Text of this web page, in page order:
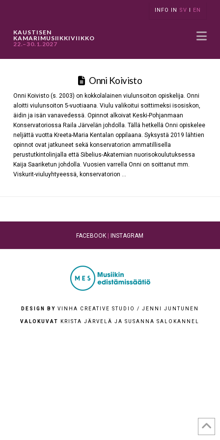
INFO IN SV I EN
KAUSTISEN
KAMARIMUSIIKKIVIIKKO
22.–30.1.2027
Onni Koivisto
Onni Koivisto (s. 2003) on kokkolalainen viulunsoiton opiskelija. Onni
aloitti viulunsoiton 5-vuotiaana. Viulu valikoitui soittimeksi isosiskon,
äidin ja isän vanavedessä. Opinnot alkoivat Keski-Pohjanmaan
Konservatoriossa Raila Järvelän johdolla. Tällä hetkellä Onni opiskelee
neljättä vuotta Kreeta-Maria Kentalan oppilaana. Syksystä 2019 lähtien
opinnot ovat jatkuneet sekä konservatorion ammatillisella
perustutkintolinjalla että Sibelius-Akatemian nuorisokoulutuksessa
Kaija Saariketun johdolla. Vuosien varrella Onni on soittanut mm.
Viskurit-viuluyhtyeessä, konservatorion …
FACEBOOK | INSTAGRAM
DESIGN BY VINHA CREATIVE STUDIO / JENNI JUNTUNEN
VALOKUVAT KRISTA JÄRVELÄ JA SUSANNA SALOKANNEL